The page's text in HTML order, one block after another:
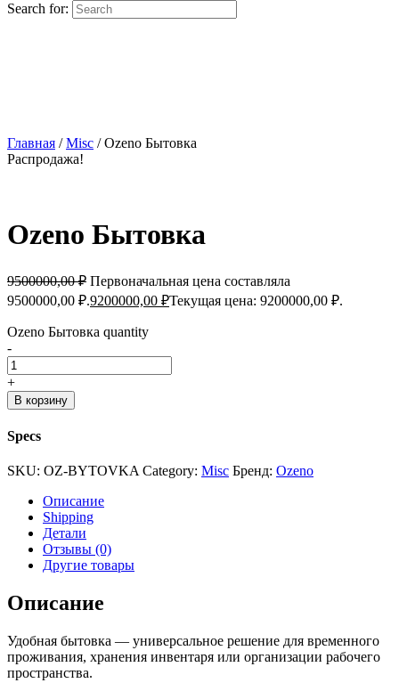
Search for:
Главная /Misc / Ozeno Бытовка
Распродажа!
Ozeno Бытовка
9500000,00₽ Первоначальная цена составляла
9500000,00 ₽.9200000,00 ₽Текущая цена: 9200000,00 ₽.
Ozeno Бытовка quantity
-
+
В корзину
Specs
SKU: OZ-BYTOVKA Category: Misc Бренд: Ozeno
Описание
Shipping
Детали
Отзывы (0)
Другие товары
Описание
Удобная бытовка — универсальное решение для временного
проживания, хранения инвентаря или организации рабочего
пространства.